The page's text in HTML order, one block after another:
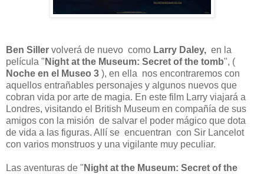
Ben Siller volverá de nuevo como Larry Daley, en la
película " Night at the Museum: Secret of the tomb", (
Noche en el Museo 3 ), en ella nos encontraremos con
aquellos entrañables personajes y algunos nuevos que
cobran vida por arte de magia. En este film Larry viajará a
Londres, visitando el British Museum en compañía de sus
amigos con la misión de salvar el poder mágico que dota
de vida a las figuras. Allí se encuentran con Sir Lancelot
con varios monstruos y una vigilante muy peculiar.
Las aventuras de " Night at the Museum: Secret of the